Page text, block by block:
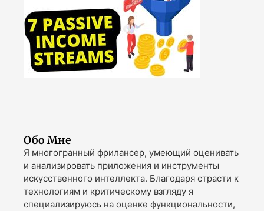
Обо Мне
Я многогранный фрилансер, умеющий оценивать
и анализировать приложения и инструменты
искусственного интеллекта. Благодаря страсти к
технологиям и критическому взгляду я
специализируюсь на оценке функциональности,